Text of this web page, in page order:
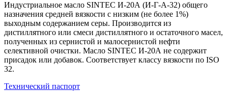
Индустриальное масло SINTEC И-20А (И-Г-А-32) общего
назначения средней вязкости с низким (не более 1%)
выходным содержанием серы. Производится из
дистиллятного или смеси дистиллятного и остаточного масел,
полученных из сернистой и малосернистой нефти
селективной очистки. Масло SINTEC И-20А не содержит
присадок или добавок. Соответствует классу вязкости по ISO
32.
Технический паспорт